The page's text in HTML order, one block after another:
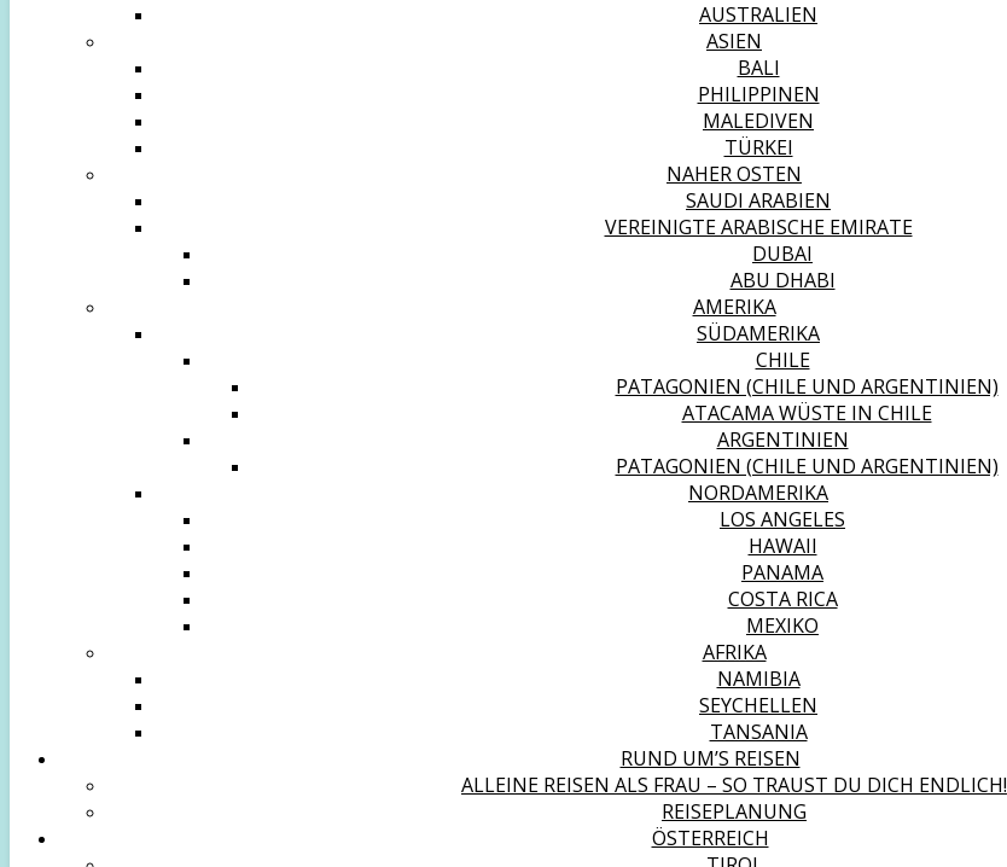
AUSTRALIEN
ASIEN
BALI
PHILIPPINEN
MALEDIVEN
TÜRKEI
NAHER OSTEN
SAUDI ARABIEN
VEREINIGTE ARABISCHE EMIRATE
DUBAI
ABU DHABI
AMERIKA
SÜDAMERIKA
CHILE
PATAGONIEN (CHILE UND ARGENTINIEN)
ATACAMA WÜSTE IN CHILE
ARGENTINIEN
PATAGONIEN (CHILE UND ARGENTINIEN)
NORDAMERIKA
LOS ANGELES
HAWAII
PANAMA
COSTA RICA
MEXIKO
AFRIKA
NAMIBIA
SEYCHELLEN
TANSANIA
RUND UM’S REISEN
ALLEINE REISEN ALS FRAU – SO TRAUST DU DICH ENDLICH!
REISEPLANUNG
ÖSTERREICH